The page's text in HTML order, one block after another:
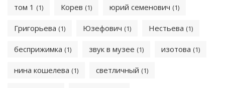
том 1 (1) Корев (1) юрий семенович (1)
Григорьева (1) Юзефович (1) Нестьева (1)
бесприжимка (1) звук в музее (1) изотова (1)
нина кошелева (1) светличный (1)